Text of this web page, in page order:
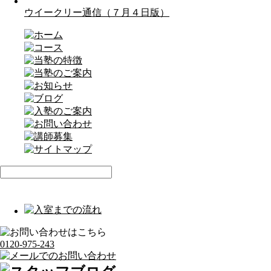
ウイークリー通信（７月４日版）
0120-975-243